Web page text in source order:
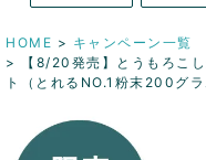
HOME
キャンペーン一覧
【8/20発売】とうもろこ
ト（とれるNO.1粉末200グラ